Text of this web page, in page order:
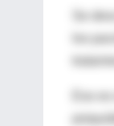
Se
los
Eso